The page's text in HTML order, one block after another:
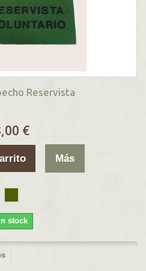
Reservista
€
Más
stock